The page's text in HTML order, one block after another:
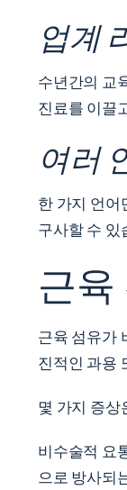
업계
수년간의 교
진료를 이끌
여러
한 가지 언어
구사할 수 있
근육
근육 섬유가
진적인 과용
몇 가지 증상
비수술적 요
으로 방사되